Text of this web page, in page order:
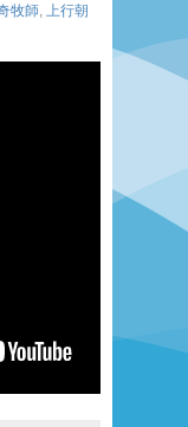
牧師
上行朝